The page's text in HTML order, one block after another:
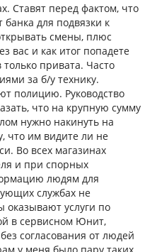
Ставят перед фактом, что
для подвязки к
смены, плюс
вас и как итог попадете
только привата. Часто
за б/у технику.
полицию. Руководство
что на крупную сумму
нужно накинуть на
что им видите ли не
Во всех магазинах
и при спорных
людям для
службах не
оказывают услуги по
в сервисном Юнит,
согласования от людей